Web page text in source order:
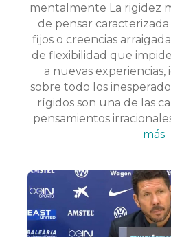
mentalmente La rigidez
de pensar
fijos o creencias
de flexibilidad que
a nuevas experiencias,
sobre todo los
rígidos son una de las
pensamientos
más